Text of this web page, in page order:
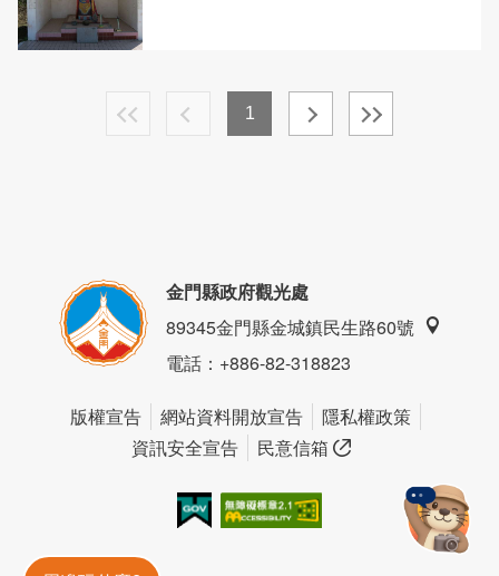
1
金門縣政府觀光處
89345金門縣金城鎮民生路60號
電話：+886-82-318823
版權宣告 網站資料開放宣告
隱私權政策
資訊安全宣告
民意信箱